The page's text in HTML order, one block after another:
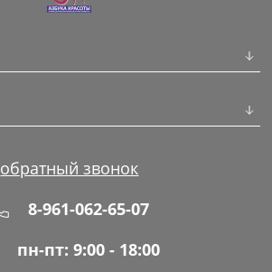
Макияж
обратный звонок
8-961-062-65-07
пн-пт: 9:00 - 18:00